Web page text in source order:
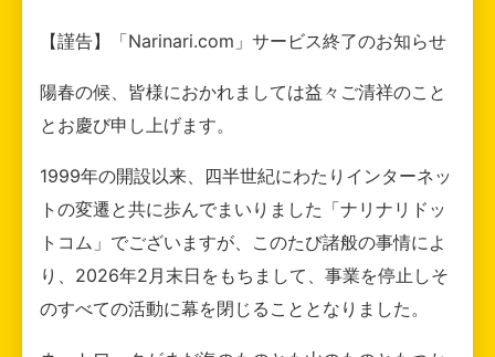
【謹告】「Narinari.com」サービス終了のお知らせ
陽春の候、皆様におかれましては益々ご清祥のこと
とお慶び申し上げます。
1999年の開設以来、四半世紀にわたりインターネッ
トの変遷と共に歩んでまいりました「ナリナリドッ
トコム」でございますが、このたび諸般の事情によ
り、2026年2月末日をもちまして、事業を停止しそ
のすべての活動に幕を閉じることとなりました。